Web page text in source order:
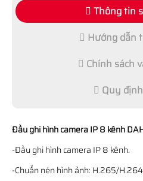
Thông tin
Hướng dẫn
Chính sách
Quy
Đầu ghi hình camera IP 8 kênh
-Đầu ghi hình camera IP 8 kênh.
-Chuẩn nén hình ảnh: H.265/